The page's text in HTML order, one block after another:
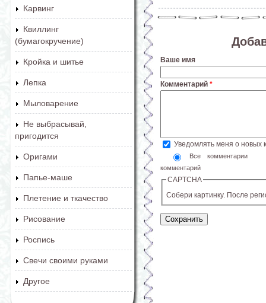
Карвинг
Квиллинг
(бумагокручение)
Кройка и шитье
Лепка
Мыловарение
Не выбрасывай,
пригодится
Оригами
Папье-маше
Плетение и ткачество
Рисование
Роспись
Свечи своими руками
Другое
Ваше имя
Комментарий *
Уведомлять меня о новых
Все комментарии
комментарий
CAPTCHA
Собери картинку. После